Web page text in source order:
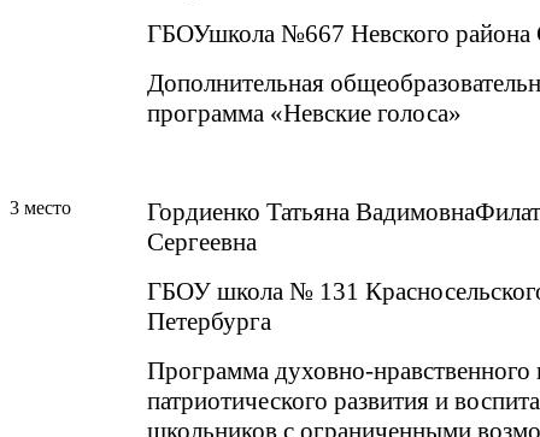
ГБОУшкола №667 Невского района
Дополнительная
программа «Невские голоса»
3 место
Гордиенко Татьяна
Сергеевна
ГБОУ школа № 131
Петербурга
Программа духовно-нравственного
патриотического развития и
школьников с ограниченными